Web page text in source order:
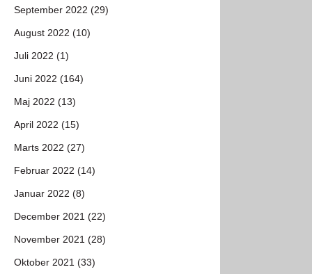
September 2022 (29)
August 2022 (10)
Juli 2022 (1)
Juni 2022 (164)
Maj 2022 (13)
April 2022 (15)
Marts 2022 (27)
Februar 2022 (14)
Januar 2022 (8)
December 2021 (22)
November 2021 (28)
Oktober 2021 (33)